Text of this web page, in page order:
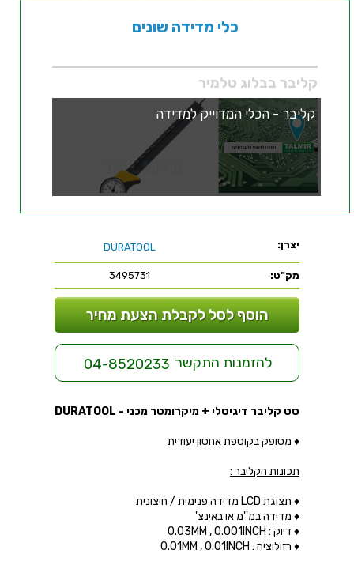
כלי מדידה שונים
קליבר בבלוג טלמיר
קליבר - הכלי המדוייק למדידה
יצרן: DURATOOL
מק"ט: 3495731
הוסף לסל לקבלת הצעת מחיר
להזמנות התקשר 04-8520233
סט קליבר דיגיטלי + מיקרומטר מכני - DURATOOL
♦ מסופק בקוספת אחסון יעודית
תכונות הקליבר :
♦ תצוגת LCD מדידה פנימית / חיצונית
♦ מדידה במ''מ או באינצ'
♦ דיוק : 0.03MM , 0.001INCH
♦ רזולוציה : 0.01MM , 0.01INCH